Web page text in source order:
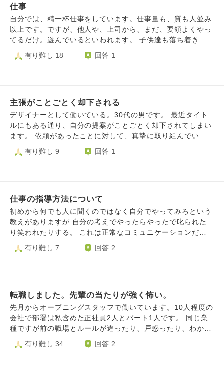
わいそう、だから大人になりきれないし、ダメなんだよ」と
言われ、他の人にも笑われてしまいました。 恥ずかし
い...。でも、自業自得です。空気を読まずに、自分の世界観
が強い言葉を言って、気取ってるように見られてしまった
あわせるべきだったし、自分の世界観や価値観をいきなり外
が罪に開き直って甘えているようで嫌です。 謝ろうにもい
きなり謝るのは不自然な気がするし、何よりパワハラが流行
っていて、ウェーイではない人がすぐ辞めるような会社なの
で、次のターゲットにされないか不安です(こんな自己保身
の不安を持ってしまう自分も恥ずかしい!) このあと会社では
どのように振る舞うべきでしょうか...。 恥ずかしさを乗り
ですが、もやっとします。 また、私自身、かなり努力して
企業の正社員（本社・総合職）として入社したのですが、そ
の配属先（現場）が、年間休日100日以下は当たり前、お客
様からのセクハラも我慢しろ、休憩時間は少なく書け、残業
ありません。 そこにきて父親の解雇。家に帰っても父母は
した。 →初年度、教育担当の上司が妊娠して、つわりで頻
繁に仕事を欠席するようになりました。訳も分からないまま
仕事に放り込まれ、何とか見様見真似で一通り仕事はできる
ようになりました。しかし、釈然としません。 そして今
多くの仕事を抱えている方でした。そのフォローを任され、
てない」「これはやり方が違う」など文句ばかり言うので
す。 本来、妊娠や病気をした上司は悪くないはずです。 し
かし、なぜこんなに他人のフォローに疲れなくてはいけない
のか。 「助け合い」とは言えども、自分ばかりが辛いよう
に思ってしまいます。 今後このような場面に出会ってしま
ったとき、同じように頑張らなくてはいけませんか？自己犠
うか？ 漠然とした質問になってしまい申し訳ございませ
ん。 どうぞよろしくお願い致します。
仕事
自分では、精一杯仕事をしています。仕事量も、質も人並み
以上です。ですが、他人や、上司から、まだ、要領よくやっ
てるだけ。遊んでいるといわれます。 子供達も落ち着きま
したから、もう、休んでいいですか。
有り難し 18 回答 1
主張がことごとく却下される
デザイナーとして働いている。30代の男です。 最近タイト
ルにもある通り、自分の提案がことごとく却下されてしまい
ます。 依頼があったことに対して、真摯に取り組んでいま
す。 クライアントが伝えたいことは『何か』を考え、伝え
たい人へ最善の アウトプットをすることが、デザイナーの
す。 その際、注意していることとして ・言葉を選んで、相
手を気遣いながら理由を述べている。 ・デザインを見る側
の立場で意見する。 ・プロのデザイナーとしての意見を述
べている。 以上を肝に銘じて、やりとりしています。 しか
やって。というものばかり なぜ？という疑問を感じながら
人間として処理されているのでは？ というのも不安でたま
りません。 職業柄、そういう人間が多いのも事実ですが、
私は人の意見を聞いてくれないのは あなた方では？とそう
思ってさえしまいます。 人に意見を聞いてもらうのに私が
が、気持ちを吐き出したくご相談でした。
有り難し 9 回答 1
仕事の指導方法について
初めから何でも人に聞くのではなく自分でやってみろという
教えがありますが 自分の考えでやったらやったで叱られた
り笑われたりする。 これは正常なコミュニケーションだと
思いますか？
有り難し 7 回答 2
転職しました。先輩の当たりが強く怖い。
先月からオープニングスタッフで働いています。10人程度の
会社で部署は私含めた正社員2人とパート1人です。 同じ業
種ですが前の職場とルールが違ったり、戸惑ったり、わから
ないことがおおく先輩に聞いて仕事をしています。私がミス
をするたびに怒られ、最初は間違った私が悪い次は間違わな
有り難し 34 回答 2